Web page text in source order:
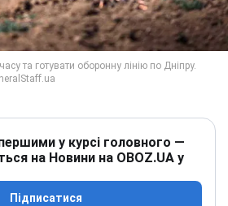
у курсі головного —
на Новини на OBOZ.UA у
Підписатися